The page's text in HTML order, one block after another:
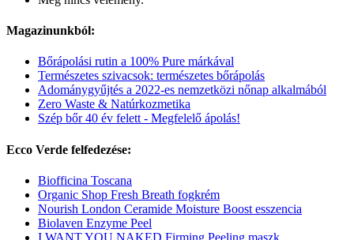
Magazinunkból:
Bőrápolási rutin a 100% Pure márkával
Természetes szivacsok: természetes bőrápolás
Adománygyűjtés a 2022-es nemzetközi nőnap alkalmából
Zero Waste & Natúrkozmetika
Szép bőr 40 év felett - Megfelelő ápolás!
Ecco Verde felfedezése:
Biofficina Toscana
Organic Shop Fresh Breath fogkrém
Nourish London Ceramide Moisture Boost esszencia
Biolaven Enzyme Peel
I WANT YOU NAKED Firming Peeling maszk